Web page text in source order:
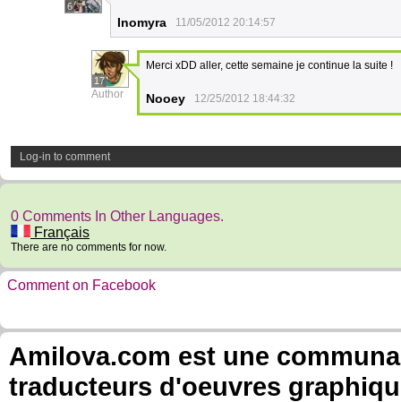
6
Inomyra 11/05/2012 20:14:57
17
Author
Merci xDD aller, cette semaine je continue la suite !
Nooey 12/25/2012 18:44:32
Log-in to comment
0 Comments In Other Languages.
Français
There are no comments for now.
Comment on Facebook
Amilova.com est une
traducteurs d'oeuvres